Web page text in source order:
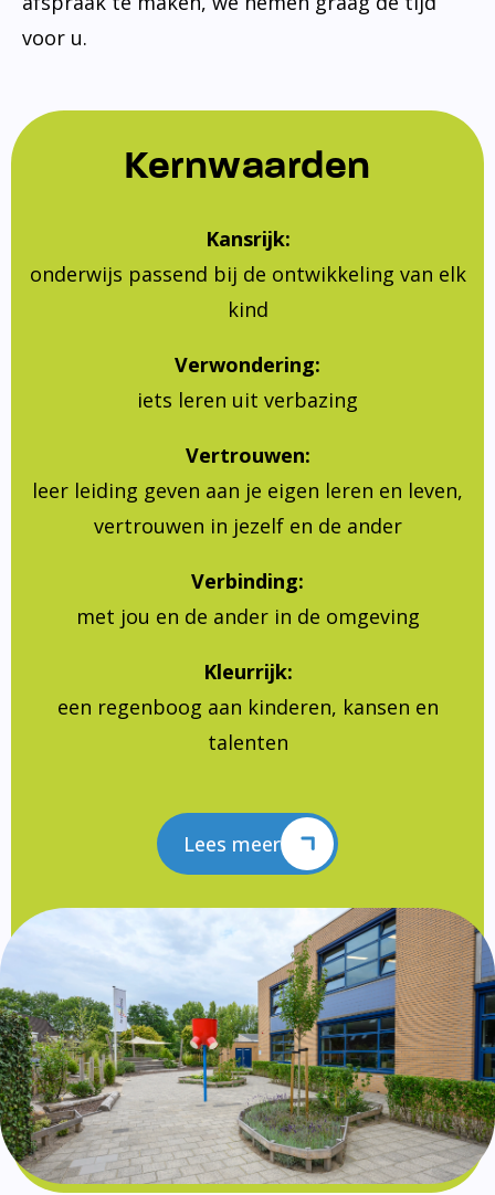
voor u.
Kernwaarden
Kansrijk:
onderwijs passend bij de ontwikkeling van elk
kind
Verwondering:
iets leren uit verbazing
Vertrouwen:
leer leiding geven aan je eigen leren en leven,
vertrouwen in jezelf en de ander
Verbinding:
met jou en de ander in de omgeving
Kleurrijk:
een regenboog aan kinderen, kansen en
talenten
Lees meer